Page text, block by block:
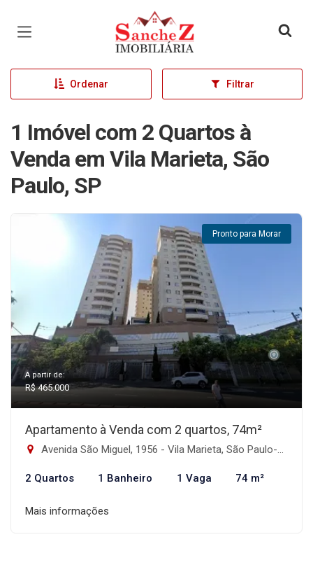
Página inicial
Ordenar Filtrar
1 Imóvel com 2 Quartos à
Venda em Vila Marieta, São
Paulo, SP
Pronto para Morar
A partir de:
R$ 465.000
Apartamento à Venda com 2 quartos, 74m²
Avenida São Miguel, 1956 - Vila Marieta, São Paulo-SP
2 Quartos 1 Banheiro 1 Vaga 74 m²
Mais informações